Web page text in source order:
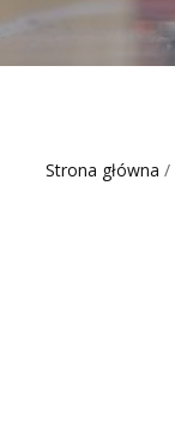
Strona główna /